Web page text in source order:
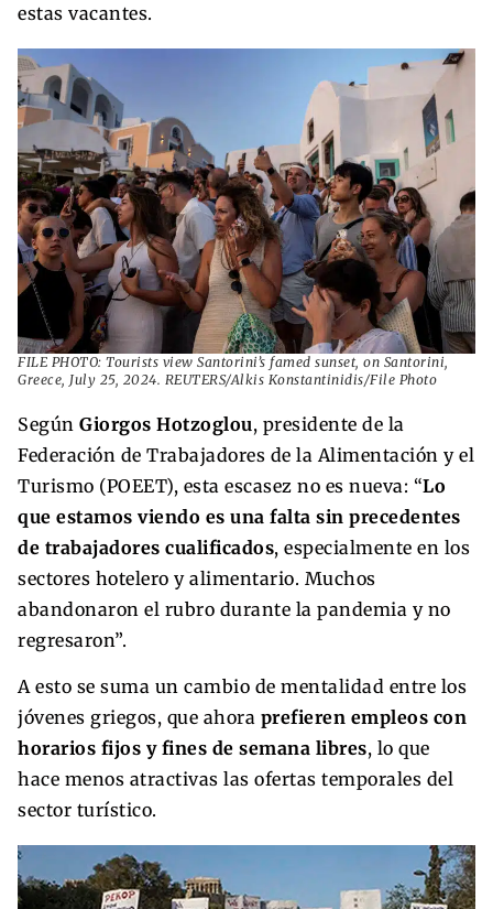
estas vacantes.
FILE PHOTO: Tourists view Santorini’s famed sunset, on Santorini,
Greece, July 25, 2024. REUTERS/Alkis Konstantinidis/File Photo
Según Giorgos Hotzoglou, presidente de la
Federación de Trabajadores de la Alimentación y el
Turismo (POEET), esta escasez no es nueva: “Lo
que estamos viendo es una falta sin precedentes
de trabajadores cualificados, especialmente en los
sectores hotelero y alimentario. Muchos
abandonaron el rubro durante la pandemia y no
regresaron”.
A esto se suma un cambio de mentalidad entre los
jóvenes griegos, que ahora prefieren empleos con
horarios fijos y fines de semana libres, lo que
hace menos atractivas las ofertas temporales del
sector turístico.